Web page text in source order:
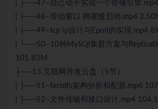
| ├──47–自己动手实现一个存储引擎
| ├──48–滑动窗口 拥塞慢启动.mp4
| ├──49–tcp ip设计与Epoll的实现.mp4
| └──50–10种MySQl集群方案与
101.83M
├──13.互联网并发云盘（5节）
| ├──51–fastdfs架构分析和配置.mp4
| ├──52–文件传输和接口设计.mp4